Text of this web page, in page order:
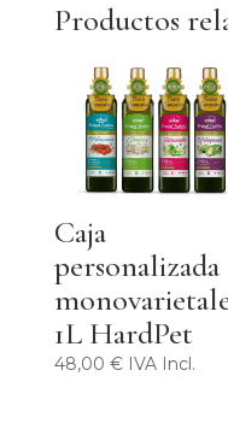
Productos
Caja
personalizada
1L HardPet
48,00 € IVA Incl.